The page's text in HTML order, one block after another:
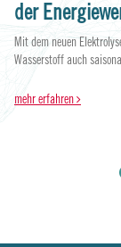
der
Mit dem neuen
Wasserstoff auch
mehr erfahren